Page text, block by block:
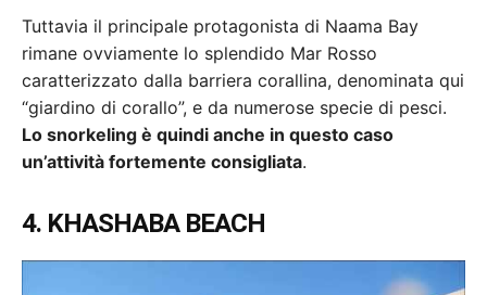
Tuttavia il principale protagonista di Naama Bay
rimane ovviamente lo splendido Mar Rosso
caratterizzato dalla barriera corallina, denominata qui
“giardino di corallo”, e da numerose specie di pesci.
Lo snorkeling è quindi anche in questo caso
un’attività fortemente consigliata.
4. KHASHABA BEACH